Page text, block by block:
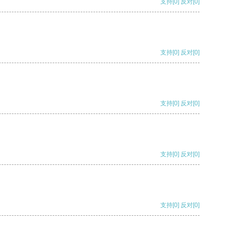
支持 [0] 反对 [0]
支持[0] 反对[0]
支持[0] 反对[0]
支持[0] 反对[0]
支持[0] 反对[0]